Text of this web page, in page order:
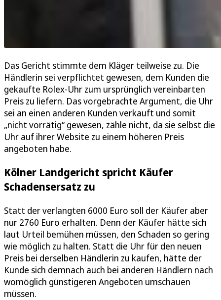
Das Gericht stimmte dem Kläger teilweise zu. Die
Händlerin sei verpflichtet gewesen, dem Kunden die
gekaufte Rolex-Uhr zum ursprünglich vereinbarten
Preis zu liefern. Das vorgebrachte Argument, die Uhr
sei an einen anderen Kunden verkauft und somit
„nicht vorrätig“ gewesen, zähle nicht, da sie selbst die
Uhr auf ihrer Website zu einem höheren Preis
angeboten habe.
Kölner Landgericht spricht Käufer
Schadensersatz zu
Statt der verlangten 6000 Euro soll der Käufer aber
nur 2760 Euro erhalten. Denn der Käufer hätte sich
laut Urteil bemühen müssen, den Schaden so gering
wie möglich zu halten. Statt die Uhr für den neuen
Preis bei derselben Händlerin zu kaufen, hätte der
Kunde sich demnach auch bei anderen Händlern nach
womöglich günstigeren Angeboten umschauen
müssen.